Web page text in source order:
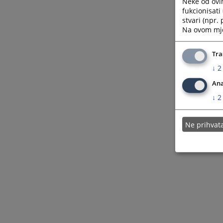
fukcionisati
stvari (npr.
Na ovom
↓ 2
↓ 2
Ne